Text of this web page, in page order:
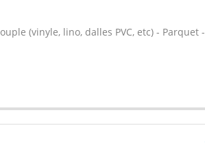
(vinyle, lino, dalles PVC, etc) - Parquet -